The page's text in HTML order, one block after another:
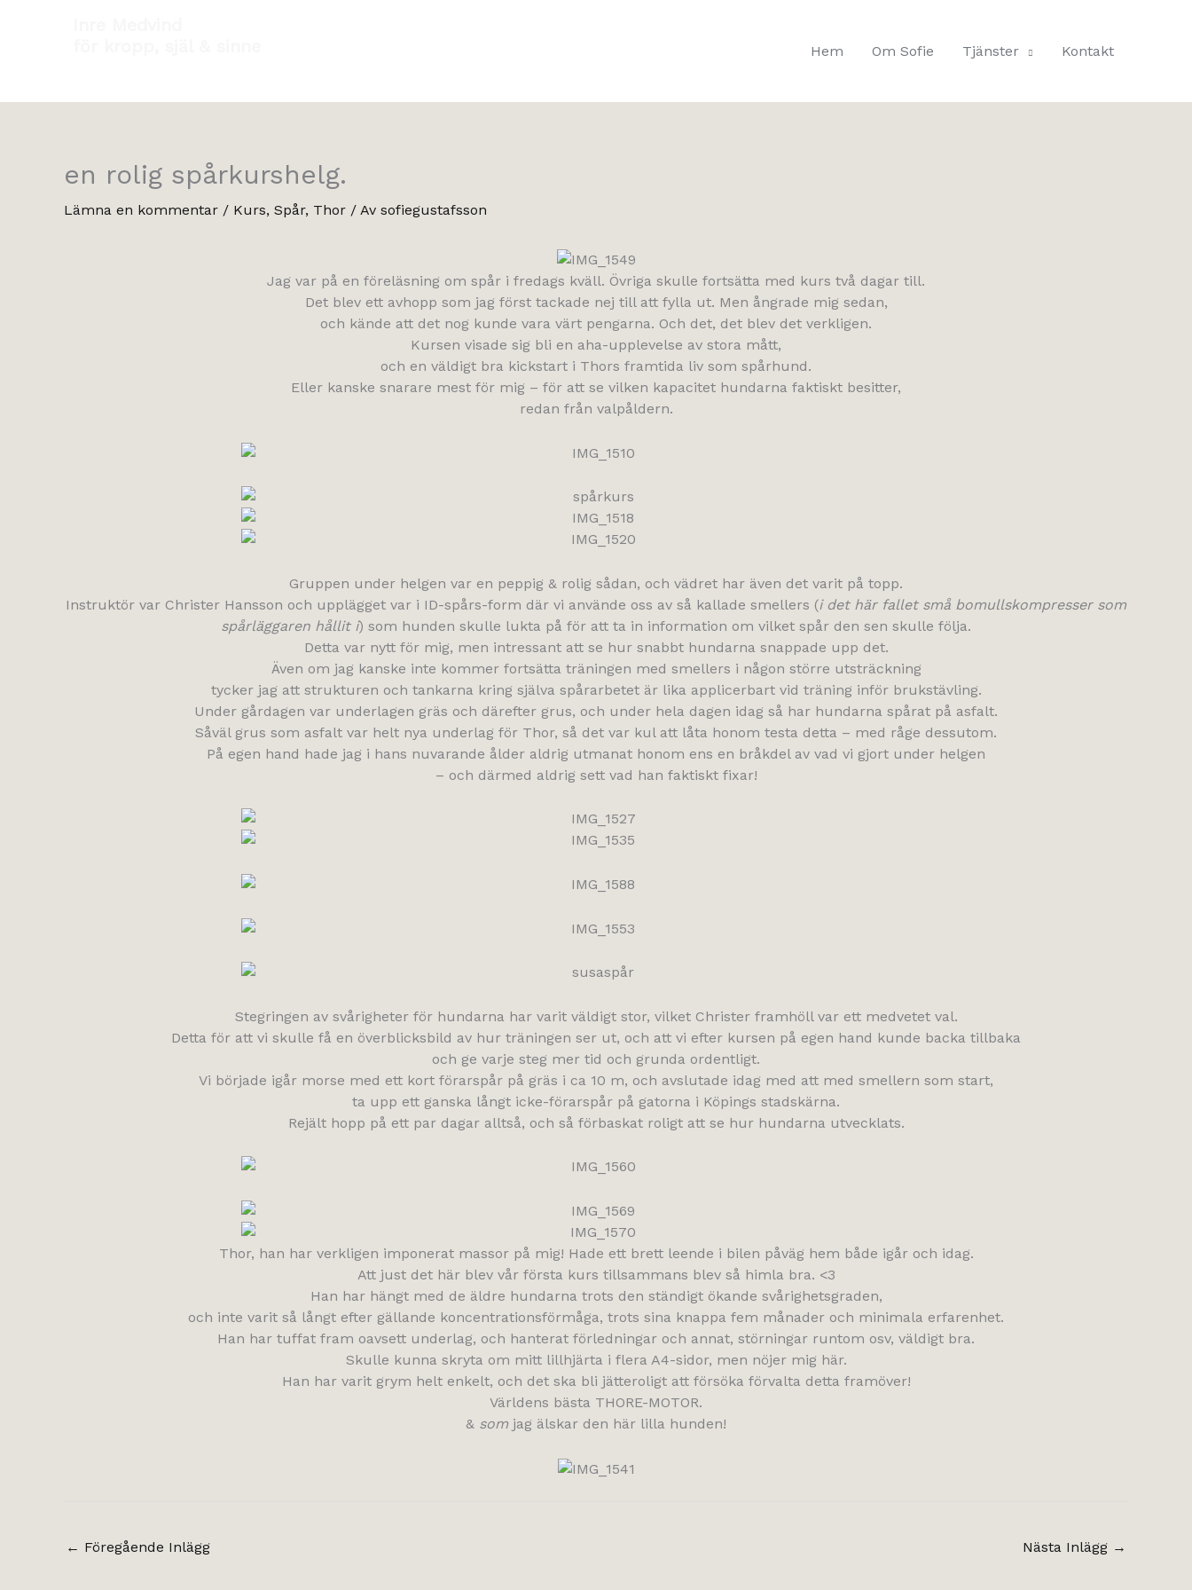
Hem Om Sofie Tjänster Kontakt
en rolig spårkurshelg.
Lämna en kommentar / Kurs, Spår, Thor / Av sofiegustafsson
Jag var på en föreläsning om spår i fredags kväll. Övriga skulle fortsätta med kurs två dagar till.
Det blev ett avhopp som jag först tackade nej till att fylla ut. Men ångrade mig sedan,
och kände att det nog kunde vara värt pengarna. Och det, det blev det verkligen.
Kursen visade sig bli en aha-upplevelse av stora mått,
och en väldigt bra kickstart i Thors framtida liv som spårhund.
Eller kanske snarare mest för mig – för att se vilken kapacitet hundarna faktiskt besitter,
redan från valpåldern.
Gruppen under helgen var en peppig & rolig sådan, och vädret har även det varit på topp.
Instruktör var Christer Hansson och upplägget var i ID-spårs-form där vi använde oss av så kallade smellers (i det här fallet små bomullskompresser som
spårläggaren hållit i) som hunden skulle lukta på för att ta in information om vilket spår den sen skulle följa.
Detta var nytt för mig, men intressant att se hur snabbt hundarna snappade upp det.
Även om jag kanske inte kommer fortsätta träningen med smellers i någon större utsträckning
tycker jag att strukturen och tankarna kring själva spårarbetet är lika applicerbart vid träning inför brukstävling.
Under gårdagen var underlagen gräs och därefter grus, och under hela dagen idag så har hundarna spårat på asfalt.
Såväl grus som asfalt var helt nya underlag för Thor, så det var kul att låta honom testa detta – med råge dessutom.
På egen hand hade jag i hans nuvarande ålder aldrig utmanat honom ens en bråkdel av vad vi gjort under helgen
– och därmed aldrig sett vad han faktiskt fixar!
Stegringen av svårigheter för hundarna har varit väldigt stor, vilket Christer framhöll var ett medvetet val.
Detta för att vi skulle få en överblicksbild av hur träningen ser ut, och att vi efter kursen på egen hand kunde backa tillbaka
och ge varje steg mer tid och grunda ordentligt.
Vi började igår morse med ett kort förarspår på gräs i ca 10 m, och avslutade idag med att med smellern som start,
ta upp ett ganska långt icke-förarspår på gatorna i Köpings stadskärna.
Rejält hopp på ett par dagar alltså, och så förbaskat roligt att se hur hundarna utvecklats.
Thor, han har verkligen imponerat massor på mig! Hade ett brett leende i bilen påväg hem både igår och idag.
Att just det här blev vår första kurs tillsammans blev så himla bra. <3
Han har hängt med de äldre hundarna trots den ständigt ökande svårighetsgraden,
och inte varit så långt efter gällande koncentrationsförmåga, trots sina knappa fem månader och minimala erfarenhet.
Han har tuffat fram oavsett underlag, och hanterat förledningar och annat, störningar runtom osv, väldigt bra.
Skulle kunna skryta om mitt lillhjärta i flera A4-sidor, men nöjer mig här.
Han har varit grym helt enkelt, och det ska bli jätteroligt att försöka förvalta detta framöver!
Världens bästa THORE-MOTOR.
& som jag älskar den här lilla hunden!
← Föregående Inlägg Nästa Inlägg →